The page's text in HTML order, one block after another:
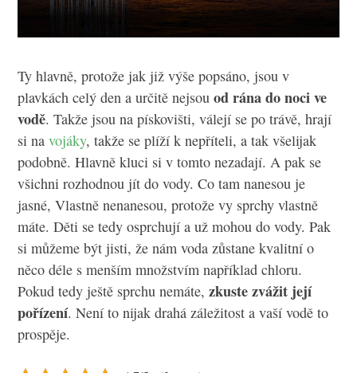
Ty hlavně, protože jak již výše popsáno, jsou v
plavkách celý den a určitě nejsouod rána do noci ve
vodě. Takže jsou na pískovišti, válejí se po trávě, hrají
si na vojáky, takže se plíží k nepříteli, a tak všelijak
podobně. Hlavně kluci si v tomto nezadají. A pak se
všichni rozhodnou jít do vody. Co tam nanesou je
jasné, Vlastně nenanesou, protože vy sprchy vlastně
máte. Děti se tedy osprchují a už mohou do vody. Pak
si můžeme být jisti, že nám voda zůstane kvalitní o
něco déle s menším množstvím například chloru.
Pokud tedy ještě sprchu nemáte,zkuste zvážit její
pořízení. Není to nijak drahá záležitost a vaší vodě to
prospěje.